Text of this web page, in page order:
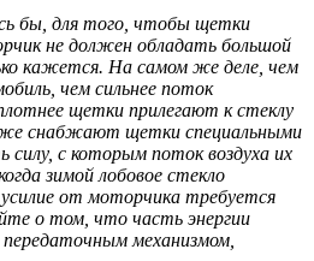
бы, для того, чтобы щетки
не должен обладать большой
кажется. На самом же деле, чем
чем сильнее поток
щетки прилегают к стеклу
снабжают щетки специальными
силу, с которым поток воздуха их
зимой лобовое стекло
от моторчика требуется
о том, что часть энергии
механизмом,